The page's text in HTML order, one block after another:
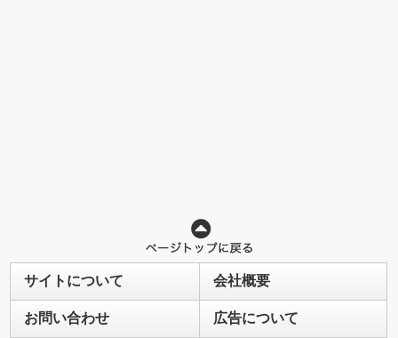
サイトについて 会社概要
お問い合わせ 広告について